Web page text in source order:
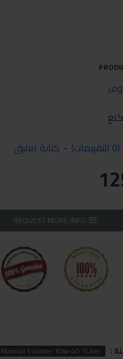
(0 التقييمات) - كتابة تعليق
REQUEST MORE INFO
:
Mannol Scooter 10w-40 1Liter